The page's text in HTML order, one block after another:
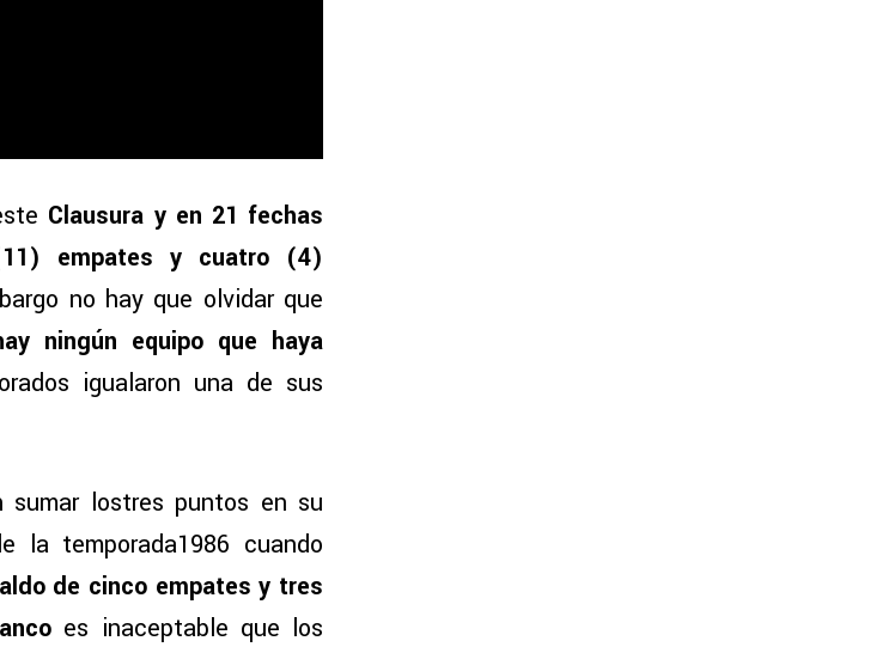
Clausura y en 21 fechas
empates y cuatro (4)
no hay que olvidar que
ningún equipo que haya
igualaron una de sus
sumar lostres puntos en su
la temporada1986 cuando
de cinco empates y tres
es inaceptable que los